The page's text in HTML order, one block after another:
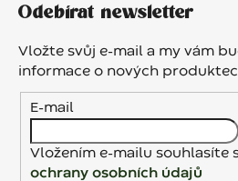
v
k
v
ý
p
Odebírat newsletter
Vložte svůj e-mail a my vám
informace o nových
E-mail
Vložením e-mailu souhlasíte
ochrany osobních údajů